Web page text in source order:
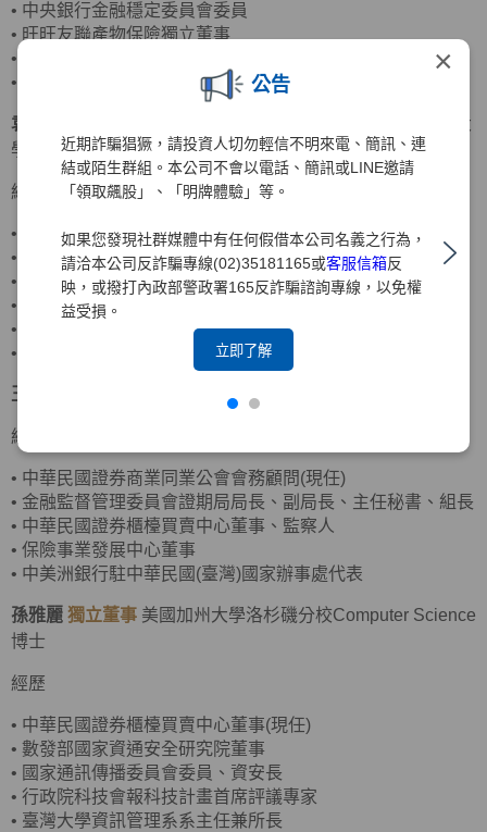
×
公告
近期詐騙猖獗，請投資人切勿輕信不明來電、簡訊、連
結或陌生群組。本公司不會以電話、簡訊或LINE邀請
「領取飆股」、「明牌體驗」等。
如果您發現社群媒體中有任何假借本公司名義之行為，
請洽本公司反詐騙專線(02)35181165或客服信箱反
映，或撥打內政部警政署165反詐騙諮詢專線，以免權
益受損。
立即了解
• 中央銀行金融穩定委員會委員
• 旺旺友聯產物保險獨立董事
•
•
袁惠兒
美國密蘇里大學會計碩士、美國南伊利諾大
學企管碩士
經歷
•
客思達-KY獨立董事
•
財團法人聖嚴教育基金會監察人
•
財團法人法鼓山佛教基金會監察人
•
資誠聯合會計師事務所合夥會計師
•
普華國際財務顧問(股)公司董事長
•
中華民國北市會計師公會理事
王詠心 政治大學企業管理碩士
經歷
• 中華民國證券商業同業公會會務顧問(現任)
• 金融監督管理委員會證期局局長、副局長、主任秘書、組長
• 中華民國證券櫃檯買賣中心董事、監察人
• 保險事業發展中心董事
• 中美洲銀行駐中華民國(臺灣)國家辦事處代表
孫雅麗 獨立董事 美國加州大學洛杉磯分校Computer Science
博士
經歷
• 中華民國證券櫃檯買賣中心董事(現任)
• 數發部國家資通安全研究院董事
• 國家通訊傳播委員會委員、資安長
• 行政院科技會報科技計畫首席評議專家
• 臺灣大學資訊管理系系主任兼所長